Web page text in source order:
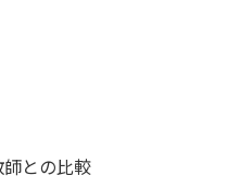
との比較